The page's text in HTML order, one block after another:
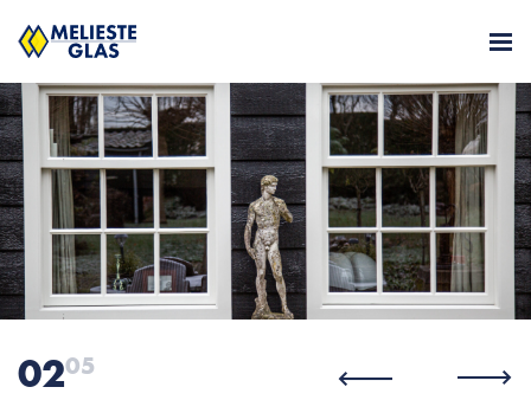
0205